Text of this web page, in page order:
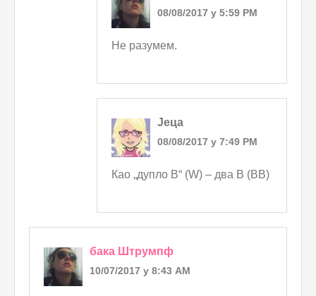
08/08/2017 у 5:59 PM
Не разумем.
Јеца
08/08/2017 у 7:49 PM
Као „дупло В“ (W) – два В (ВВ)
бака Штрумпф
10/07/2017 у 8:43 AM